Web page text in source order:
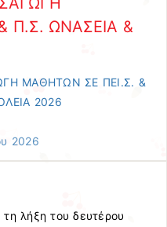
Π.Σ. ΩΝΑΣΕΙΑ &
ΜΑΘΗΤΩΝ ΣΕ ΠΕΙ.Σ. &
2026
2026
λήξη του δευτέρου